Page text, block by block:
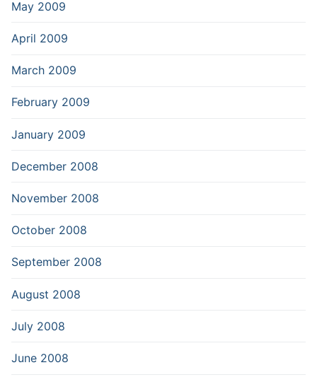
May 2009
April 2009
March 2009
February 2009
January 2009
December 2008
November 2008
October 2008
September 2008
August 2008
July 2008
June 2008